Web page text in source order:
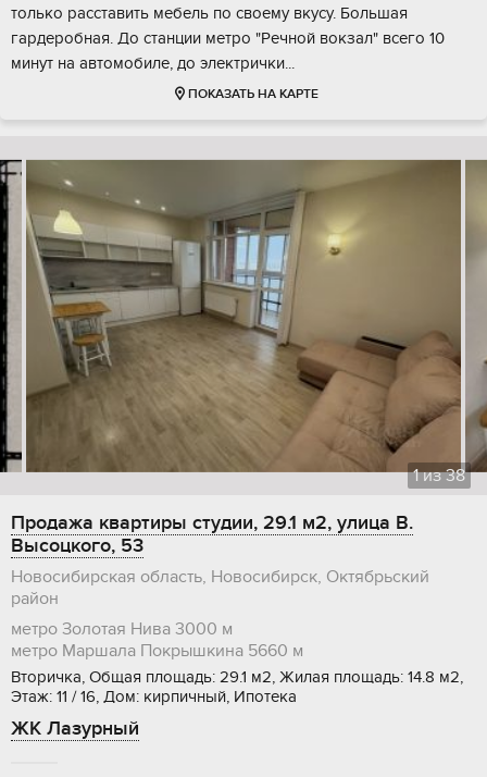
только расставить мебель по своему вкусу. Большая
гардеробная. До станции метро "Речной вокзал" всего 10
минут на автомобиле, до электрички...
ПОКАЗАТЬ НА КАРТЕ
1из38
Продажа квартиры студии, 29.1 м2, улица В.
Высоцкого, 53
Новосибирская область, Новосибирск, Октябрьский
район
метро Золотая Нива 3000 м
метро Маршала Покрышкина 5660 м
Вторичка, Общая площадь: 29.1 м2, Жилая площадь: 14.8 м2,
Этаж: 11 / 16, Дом: кирпичный, Ипотека
ЖК Лазурный